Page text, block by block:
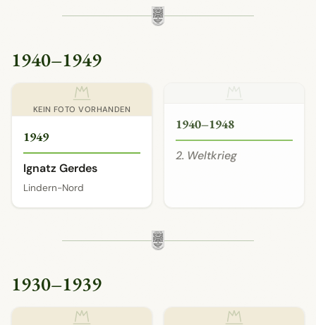
1940–1949
KEIN FOTO VORHANDEN
1949
Ignatz Gerdes
Lindern-Nord
1940–1948
2. Weltkrieg
1930–1939